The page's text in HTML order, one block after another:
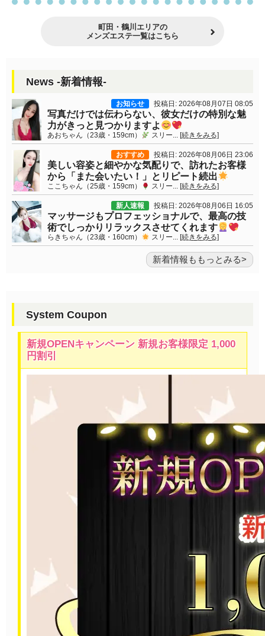
町田・鶴川エリアの
メンズエステ一覧はこちら
News -新着情報-
お知らせ 投稿日: 2026年08月07日 08:05
写真だけでは伝わらない、彼女だけの特別な魅
力がきっと見つかりますよ
あおちゃん（23歳・159cm） スリー... [続きをみる]
おすすめ 投稿日: 2026年08月06日 23:06
美しい容姿と細やかな気配りで、訪れたお客様
から「また会いたい！」とリピート続出
ここちゃん（25歳・159cm） スリー... [続きをみる]
新人速報 投稿日: 2026年08月06日 16:05
マッサージもプロフェッショナルで、最高の技
術でしっかりリラックスさせてくれます
らきちゃん（23歳・160cm） スリー... [続きをみる]
新着情報ももっとみる
System Coupon
新規OPENキャンペーン 新規お客様限定 1,000
円割引